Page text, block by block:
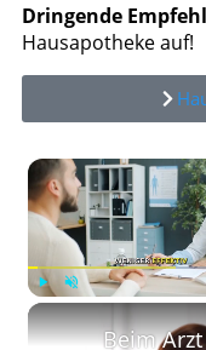
Dringende
Hausapotheke auf!